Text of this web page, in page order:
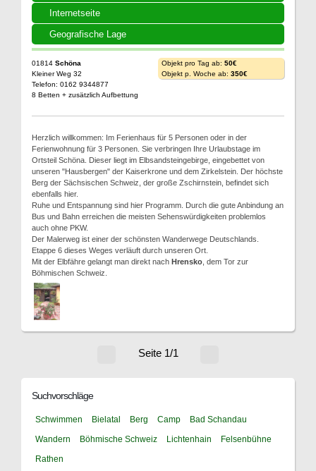
Internetseite
Geografische Lage
01814 Schöna
Kleiner Weg 32
Telefon: 0162 9344877
8 Betten + zusätzlich Aufbettung
Objekt pro Tag ab: 50€
Objekt p. Woche ab: 350€
Herzlich willkommen: Im Ferienhaus für 5 Personen oder in der
Ferienwohnung für 3 Personen. Sie verbringen Ihre Urlaubstage im
Ortsteil Schöna. Dieser liegt im Elbsandsteingebirge, eingebettet von
unseren "Hausbergen" der Kaiserkrone und dem Zirkelstein. Der höchste
Berg der Sächsischen Schweiz, der große Zschirnstein, befindet sich
ebenfalls hier.
Ruhe und Entspannung sind hier Programm. Durch die gute Anbindung an
Bus und Bahn erreichen die meisten Sehenswürdigkeiten problemlos
auch ohne PKW.
Der Malerweg ist einer der schönsten Wanderwege Deutschlands.
Etappe 6 dieses Weges verläuft durch unseren Ort.
Mit der Elbfähre gelangt man direkt nach Hrensko , dem Tor zur
Böhmischen Schweiz.
Seite 1/1
Suchvorschläge
Schwimmen Bielatal Berg Camp
Bad Schandau
Wandern
Böhmische Schweiz Lichtenhain
Felsenbühne
Rathen